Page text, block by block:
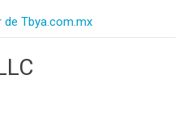
Tbya.com.mx